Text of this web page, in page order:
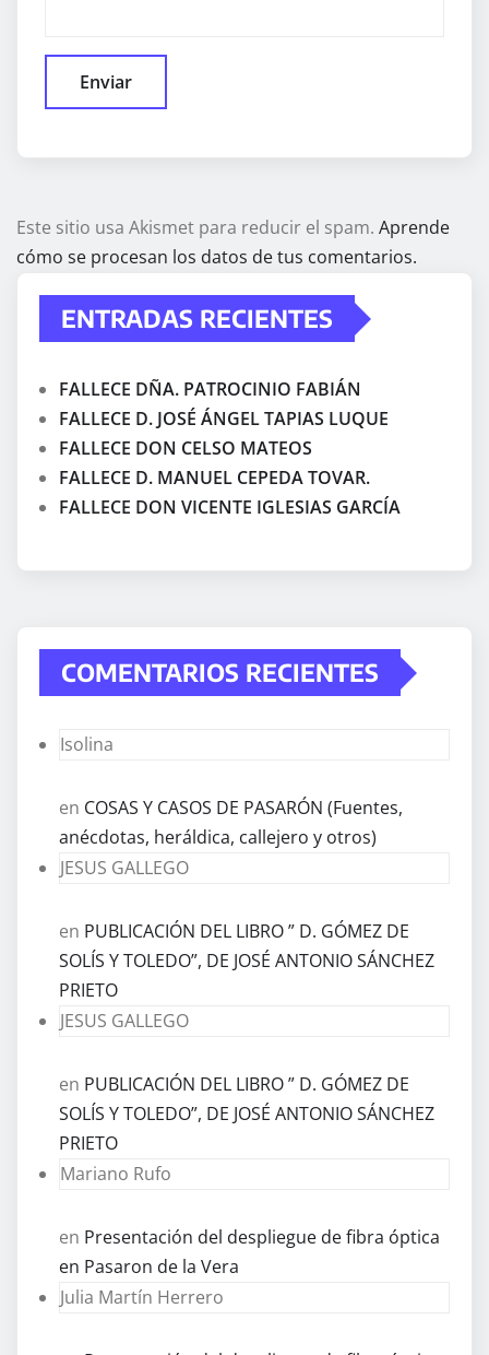
Este sitio usa Akismet para reducir el spam. Aprende
cómo se procesan los datos de tus comentarios.
ENTRADAS RECIENTES
FALLECE DÑA. PATROCINIO FABIÁN
FALLECE D. JOSÉ ÁNGEL TAPIAS LUQUE
FALLECE DON CELSO MATEOS
FALLECE D. MANUEL CEPEDA TOVAR.
FALLECE DON VICENTE IGLESIAS GARCÍA
COMENTARIOS RECIENTES
Isolina
en COSAS Y CASOS DE PASARÓN (Fuentes,
anécdotas, heráldica, callejero y otros)
JESUS GALLEGO
en PUBLICACIÓN DEL LIBRO ” D. GÓMEZ DE
SOLÍS Y TOLEDO”, DE JOSÉ ANTONIO SÁNCHEZ
PRIETO
JESUS GALLEGO
en PUBLICACIÓN DEL LIBRO ” D. GÓMEZ DE
SOLÍS Y TOLEDO”, DE JOSÉ ANTONIO SÁNCHEZ
PRIETO
Mariano Rufo
en Presentación del despliegue de fibra óptica
en Pasaron de la Vera
Julia Martín Herrero